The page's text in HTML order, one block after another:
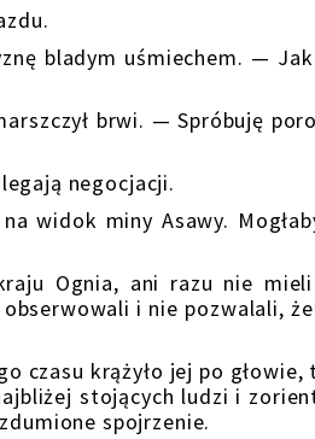
bladym uśmiechem. — Jak
brwi. — Spróbuję
negocjacji.
miny Asawy.
Ognia, ani razu nie mieli
i nie pozwalali,
krążyło jej po głowie,
stojących ludzi i
spojrzenie.